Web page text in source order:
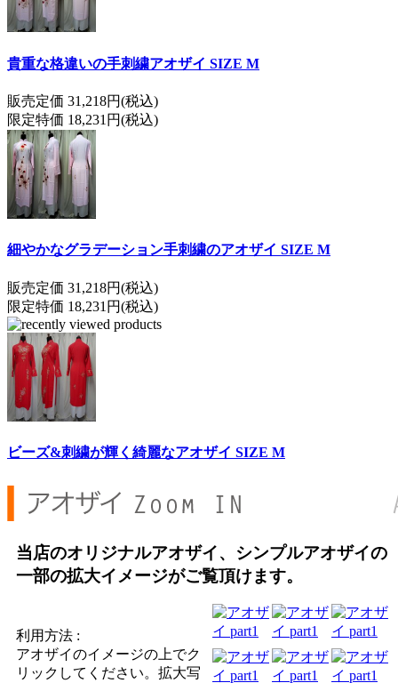
貴重な格違いの手刺繍アオザイ SIZE M
販売定価 31,218円(税込)
限定特価 18,231円(税込)
細やかなグラデーション手刺繍のアオザイ SIZE M
販売定価 31,218円(税込)
限定特価 18,231円(税込)
ビーズ&刺繍が輝く綺麗なアオザイ SIZE M
当店のオリジナルアオザイ、シンプルアオザイの
一部の拡大イメージがご覧頂けます。
利用方法 :
アオザイのイメージの上でク
リックしてください。拡大写